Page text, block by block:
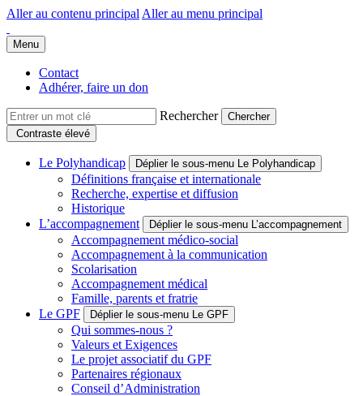
Aller au contenu principal Aller au menu principal
Groupe Polyhandicap France
Faire connaître et reconnaître les personnes polyhandicapées dans
Menu
Contact
Adhérer, faire un don
Rechercher
Contraste élevé
Le Polyhandicap Déplier le sous-menu Le Polyhandicap
Définitions française et internationale
Recherche, expertise et diffusion
Historique
L’accompagnement
Déplier le sous-menu L’accompagnement
Accompagnement médico-social
Accompagnement à la communication
Scolarisation
Accompagnement médical
Famille, parents et fratrie
Le GPF
Déplier le sous-menu Le GPF
Qui sommes-nous ?
Valeurs et Exigences
Le projet associatif du GPF
Partenaires régionaux
Conseil d’Administration